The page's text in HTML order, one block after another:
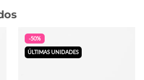
-50%
ÚLTIMAS UNIDADES